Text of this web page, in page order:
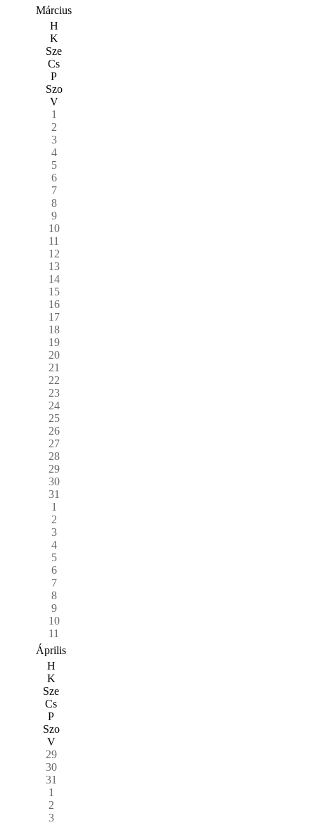
Március
H
K
Sze
Cs
P
Szo
V
1
2
3
4
5
6
7
8
9
10
11
12
13
14
15
16
17
18
19
20
21
22
23
24
25
26
27
28
29
30
31
1
2
3
4
5
6
7
8
9
10
11
Április
H
K
Sze
Cs
P
Szo
V
29
30
31
1
2
3